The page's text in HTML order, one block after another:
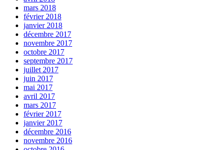
mars 2018
février 2018
janvier 2018
décembre 2017
novembre 2017
octobre 2017
septembre 2017
juillet 2017
juin 2017
mai 2017
avril 2017
mars 2017
février 2017
janvier 2017
décembre 2016
novembre 2016